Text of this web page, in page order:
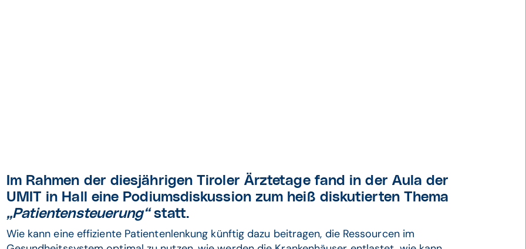
Im Rahmen der diesjährigen Tiroler Ärztetage fand in der Aula der
UMIT in Hall eine Podiumsdiskussion zum heiß diskutierten Thema
„Patientensteuerung“ statt.
Wie kann eine effiziente Patientenlenkung künftig dazu beitragen, die Ressourcen im